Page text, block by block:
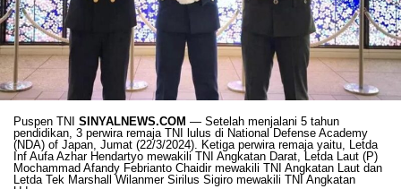
Puspen TNI SINYALNEWS.COM — Setelah menjalani 5 tahun
pendidikan, 3 perwira remaja TNI lulus di National Defense Academy
(NDA) of Japan, Jumat (22/3/2024). Ketiga perwira remaja yaitu, Letda
Inf Aufa Azhar Hendartyo mewakili TNI Angkatan Darat, Letda Laut (P)
Mochammad Afandy Febrianto Chaidir mewakili TNI Angkatan Laut dan
Letda Tek Marshall Wilanmer Sirilus Sigiro mewakili TNI Angkatan